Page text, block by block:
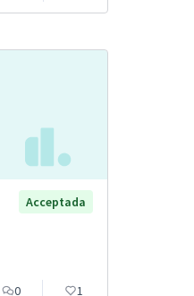
Acceptada
0 1